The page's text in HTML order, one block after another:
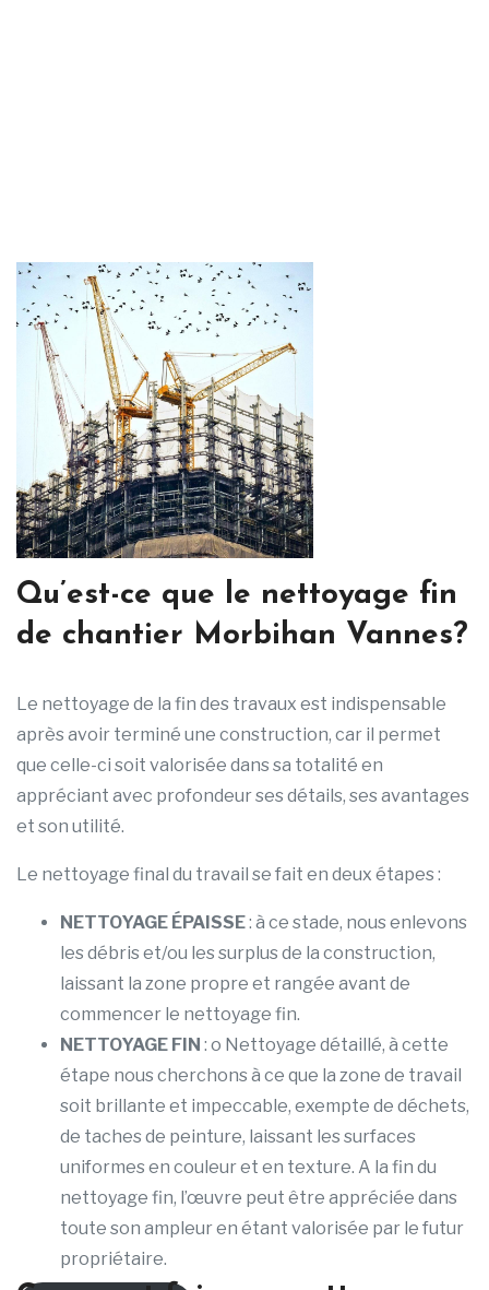
Qu’est-ce que le nettoyage fin
de chantier Morbihan Vannes?
Le nettoyage de la fin des travaux est indispensable
après avoir terminé une construction, car il permet
que celle-ci soit valorisée dans sa totalité en
appréciant avec profondeur ses détails, ses avantages
et son utilité.
Le nettoyage final du travail se fait en deux étapes :
NETTOYAGE ÉPAISSE: à ce stade, nous enlevons
les débris et/ou les surplus de la construction,
laissant la zone propre et rangée avant de
commencer le nettoyage fin.
NETTOYAGE FIN : o Nettoyage détaillé, à cette
étape nous cherchons à ce que la zone de travail
soit brillante et impeccable, exempte de déchets,
de taches de peinture, laissant les surfaces
uniformes en couleur et en texture. A la fin du
nettoyage fin, l’œuvre peut être appréciée dans
toute son ampleur en étant valorisée par le futur
propriétaire.